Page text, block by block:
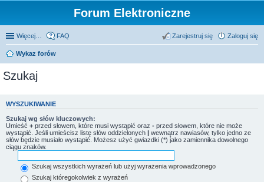
Forum Elektroniczne
Więcej… FAQ Zaloguj się
Zarejestruj się
Wykaz forów
Szukaj
WYSZUKIWANIE
Szukaj wg słów kluczowych:
Umieść + przed słowem, które musi wystąpić oraz - przed słowem, które nie może
wystąpić. Jeśli umieścisz listę słów oddzielonych | wewnątrz nawiasów, tylko jedno ze
słów będzie musiało wystąpić. Możesz użyć gwiazdki (*) jako zamiennika dowolnego
ciągu znaków.
Szukaj wszystkich wyrażeń lub użyj wyrażenia wprowadzonego
Szukaj któregokolwiek z wyrażeń